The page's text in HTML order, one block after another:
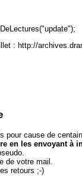
: http://
pour cause de
en les envoyant à
de votre mail.
retours ;-)